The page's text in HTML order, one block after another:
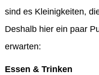
sind es Kleinigkeiten,
Deshalb hier ein paar
erwarten:
Essen & Trinken